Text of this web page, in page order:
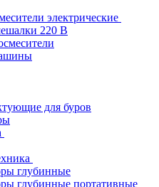
электрические
220 В
для буров
глубинные
глубинные портативные